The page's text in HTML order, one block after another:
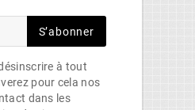
S’abonner
à tout
pour cela nos
dans les